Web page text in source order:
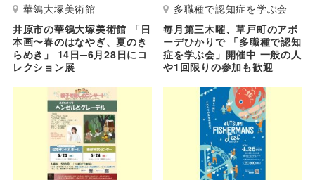
華鴒大塚美術館
井原市の華鴒大塚美術館 「日
本画〜春のはなやぎ、夏のき
らめき」 14日─6月28日にコ
レクション展
多職種で認知症を学ぶ会
毎月第三木曜、草戸町のアボ
ーデひかりで 「多職種で認知
症を学ぶ会」開催中 一般の人
や1回限りの参加も歓迎